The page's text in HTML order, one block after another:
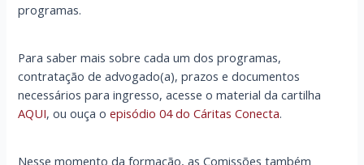
programas.
Para saber mais sobre cada um dos programas,
contratação de advogado(a), prazos e documentos
necessários para ingresso, acesse o material da cartilha
AQUI, ou ouça oepisódio 04 do Cáritas Conecta.
Nesse momento da formação, as Comissões também